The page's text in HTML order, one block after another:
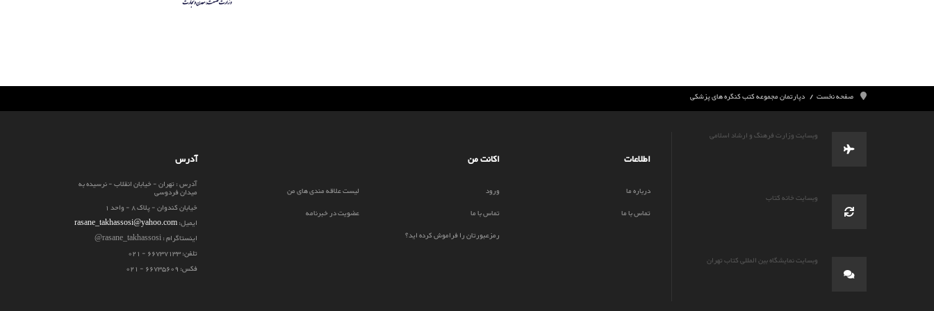
صفحه نخست دپارتمان مجموعه کتب کنگره های پزشکی
وبسایت وزارت فرهنگ و ارشاد اسلامی
وبسایت خانه کتاب
وبسایت نمایشگاه بین المللی کتاب تهران
اطلاعات
درباره ما
تماس با ما
اکانت من
ورود
لیست علاقه مندی های من
تماس با ما
عضویت در خبرنامه
رمزعبورتان را فراموش کرده اید؟
آدرس
آدرس : تهران - خیابان انقلاب - نرسیده به
میدان فردوسی
خیابان کندوان - پلاک 8 - واحد 1
ایمیل:rasane_takhassosi@yahoo.com
اینستاگرام : rasane_takhassosi@
تلفن: 66737133 - 021
فکس: 66735609 - 021